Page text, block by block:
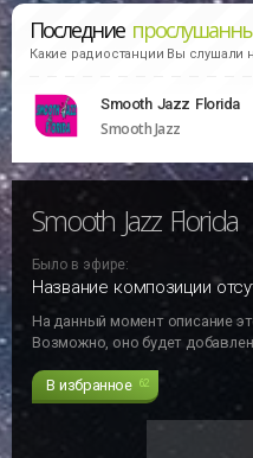
Последние
Какие радиостанции Вы слушали
Smooth Jazz Florida
Smooth Jazz
Smooth Jazz Florida
Было в эфире:
Название композиции
На данный момент описание
Возможно, оно будет
В избранное 62